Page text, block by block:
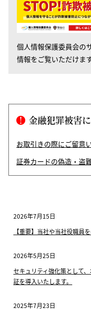
個人情報保護委員会の
情報をご覧いただけます
金融犯罪被害
お取引きの際にご留意
証券カードの偽造・盗
2026年7月15日
【重要】当社や当社役職員
2026年5月25日
セキュリティ強化策として
証を導入いたします。
2025年7月23日